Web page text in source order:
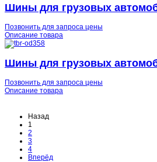
Шины для грузовых
Позвонить для запроса цены
Описание товара
Шины для грузовых
Позвонить для запроса цены
Описание товара
Назад
1
2
3
4
Вперёд